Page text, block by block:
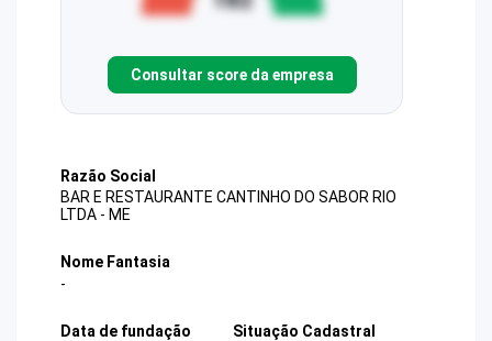
Consultar score da empresa
Razão Social
BAR E RESTAURANTE CANTINHO DO SABOR RIO
LTDA - ME
Nome Fantasia
-
Data de fundação
Situação Cadastral